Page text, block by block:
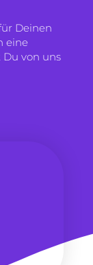
Deinen
eine
Du von uns